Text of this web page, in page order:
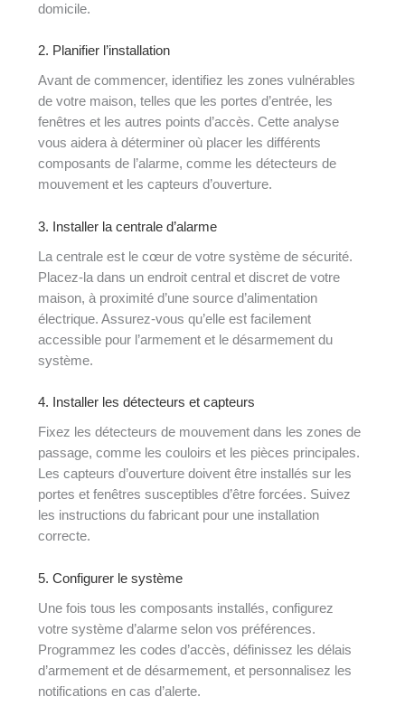
domicile.
2. Planifier l’installation
Avant de commencer, identifiez les zones vulnérables
de votre maison, telles que les portes d’entrée, les
fenêtres et les autres points d’accès. Cette analyse
vous aidera à déterminer où placer les différents
composants de l’alarme, comme les détecteurs de
mouvement et les capteurs d’ouverture.
3. Installer la centrale d’alarme
La centrale est le cœur de votre système de sécurité.
Placez-la dans un endroit central et discret de votre
maison, à proximité d’une source d’alimentation
électrique. Assurez-vous qu’elle est facilement
accessible pour l’armement et le désarmement du
système.
4. Installer les détecteurs et capteurs
Fixez les détecteurs de mouvement dans les zones de
passage, comme les couloirs et les pièces principales.
Les capteurs d’ouverture doivent être installés sur les
portes et fenêtres susceptibles d’être forcées. Suivez
les instructions du fabricant pour une installation
correcte.
5. Configurer le système
Une fois tous les composants installés, configurez
votre système d’alarme selon vos préférences.
Programmez les codes d’accès, définissez les délais
d’armement et de désarmement, et personnalisez les
notifications en cas d’alerte.